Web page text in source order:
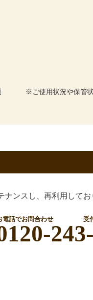
ご使用状況や保管
ナンスし、再利用してお
電話でお問合わせ 受